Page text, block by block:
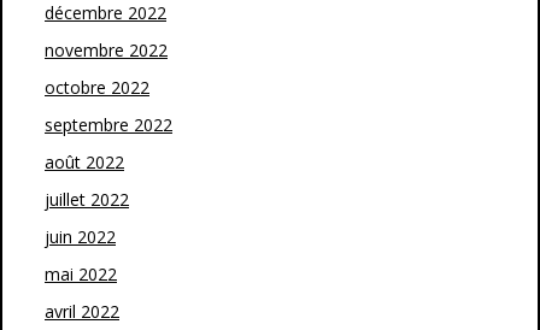
décembre 2022
novembre 2022
octobre 2022
septembre 2022
août 2022
juillet 2022
juin 2022
mai 2022
avril 2022